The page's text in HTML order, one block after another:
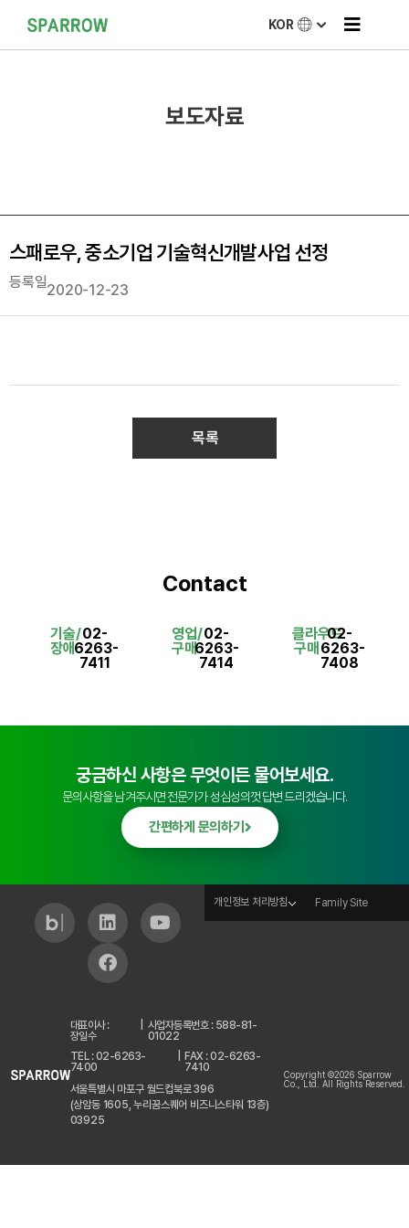
KOR
보도자료
스패로우, 중소기업 기술혁신개발사업 선정
등록일2020-12-23
목록
Contact
기술/
장애
02-
6263-
7411
영업/
구매
02-
6263-
7414
클라우드
구매
02-
6263-
7408
궁금하신 사항은 무엇이든 물어보세요.
문의사항을 남겨주시면 전문가가 성심성의껏 답변 드리겠습니다.
간편하게 문의하기
개인정보 처리방침 Family Site
대표이사 :
장일수
사업자등록번호 : 588-81-
01022
TEL : 02-6263-
7400
FAX : 02-6263-
7410
서울특별시 마포구 월드컵북로 396
(상암동 1605, 누리꿈스퀘어 비즈니스타워 13층)
03925
Copyright ©2026 Sparrow
Co., Ltd. All Rights Reserved.